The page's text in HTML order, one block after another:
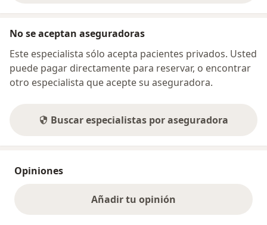
No se aceptan aseguradoras
Este especialista sólo acepta pacientes privados. Usted
puede pagar directamente para reservar, o encontrar
otro especialista que acepte su aseguradora.
Buscar especialistas por aseguradora
Opiniones
Añadir tu opinión